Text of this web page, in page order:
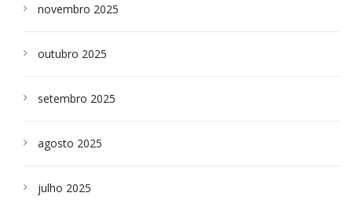
novembro 2025
outubro 2025
setembro 2025
agosto 2025
julho 2025